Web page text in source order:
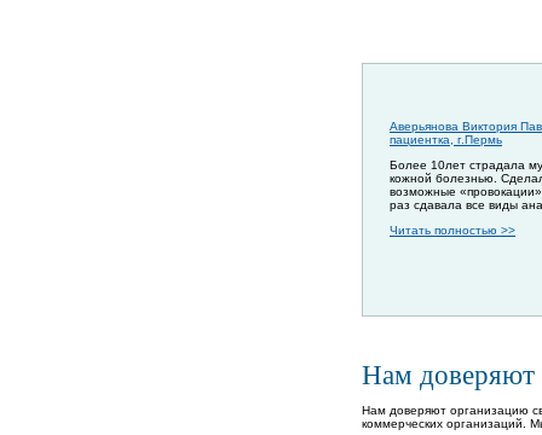
Аверьянова Виктория
пациентка, г.Пермь
Более 10лет страдала
кожной болезнью.
возможные
раз сдавала все виды
Читать полностью >>
Нам доверяют
Нам доверяют организацию
коммерческих организаций.